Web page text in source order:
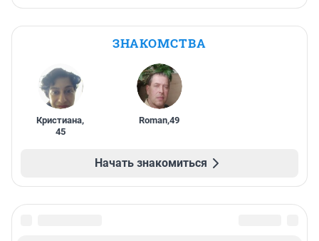
ЗНАКОМСТВА
Кристиана,
45
Roman,49
Начать знакомиться